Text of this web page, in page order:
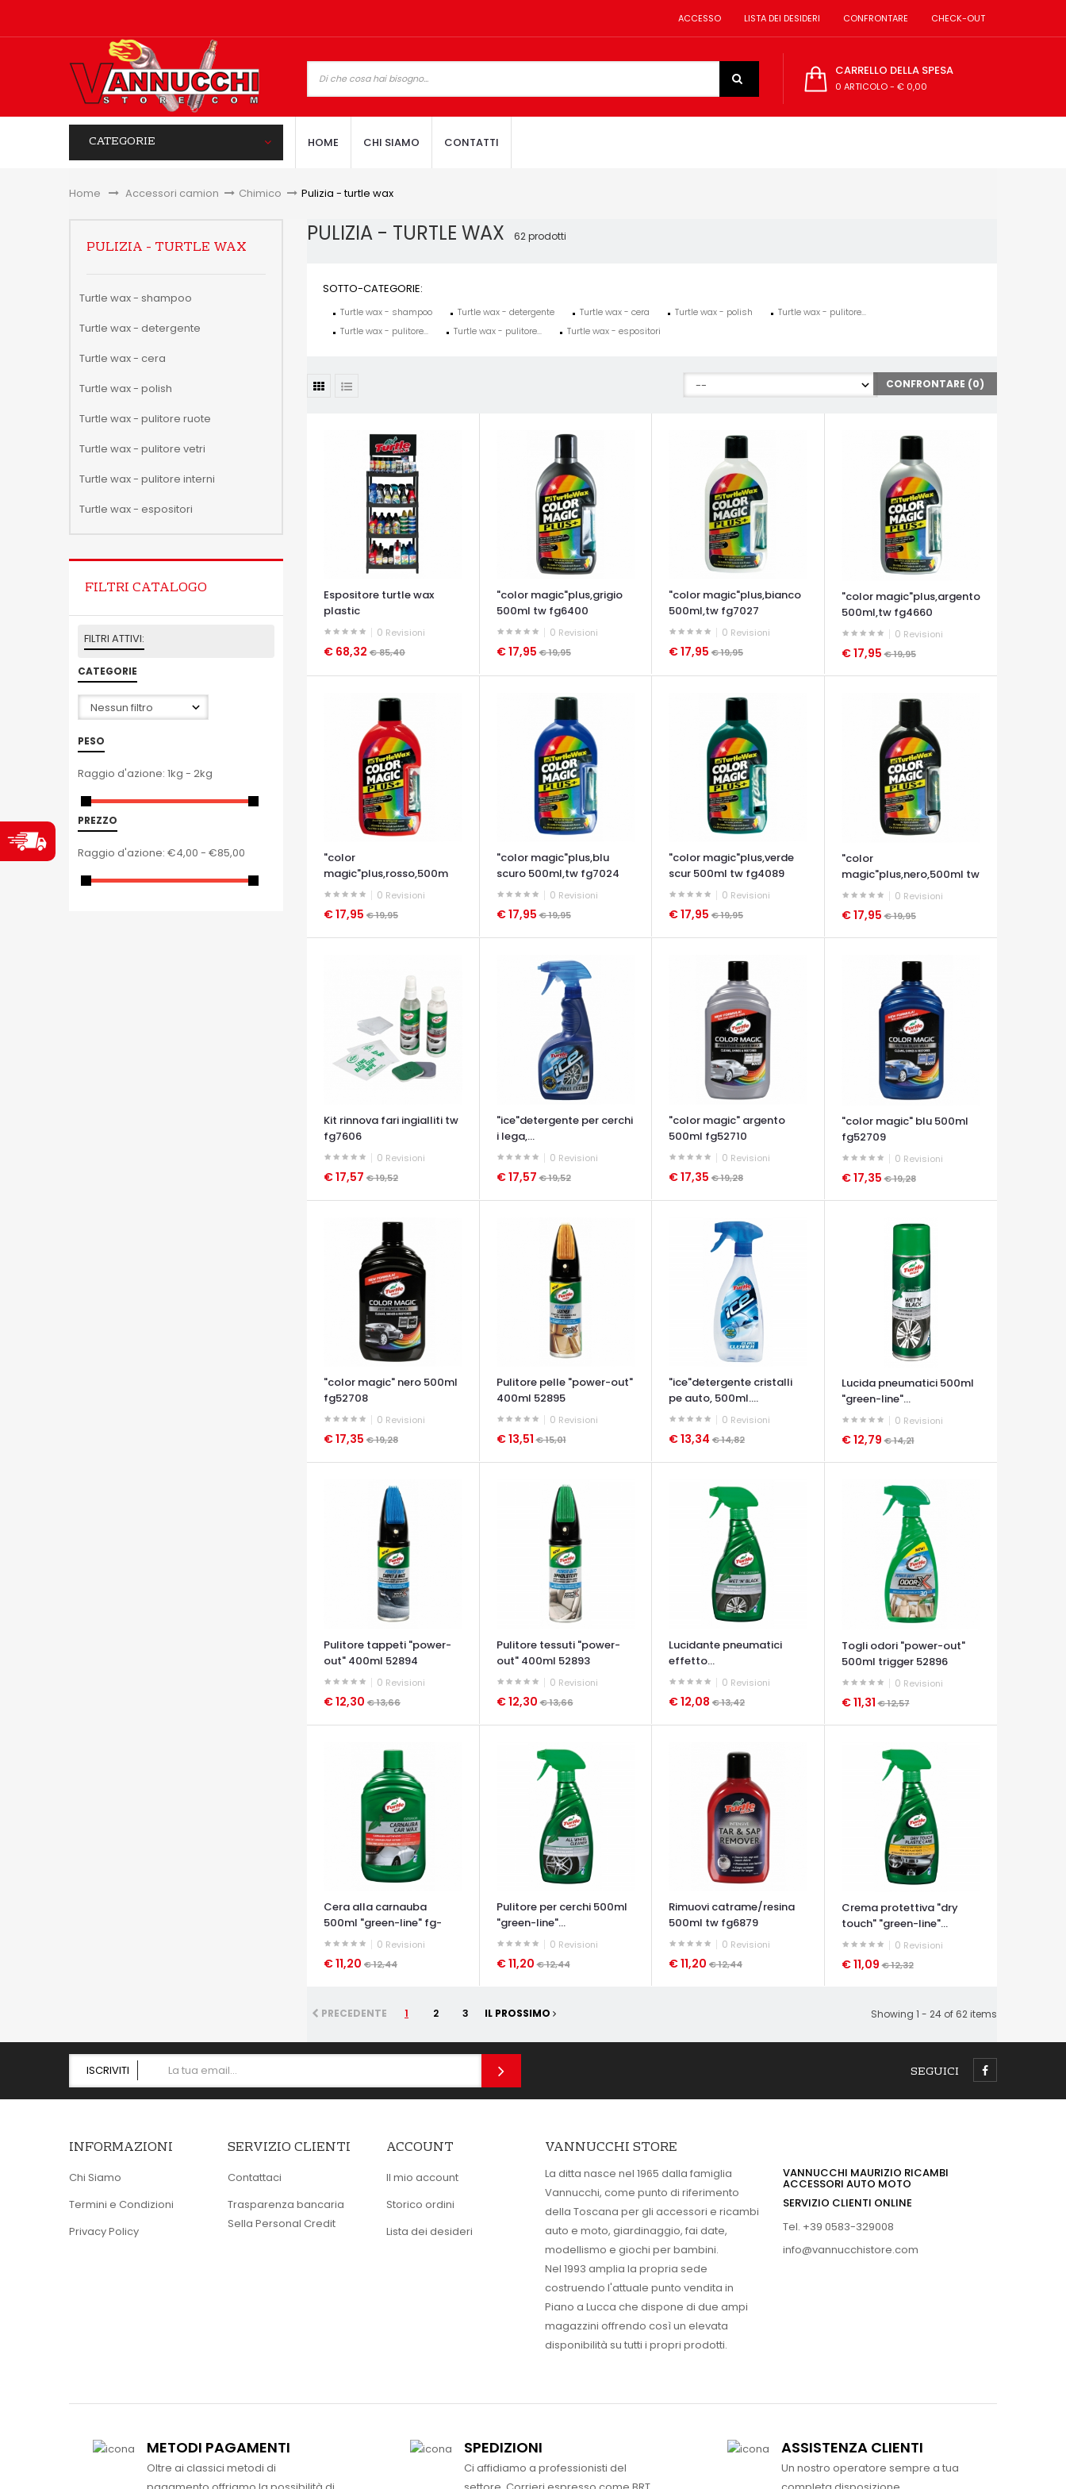
ACCESSO LISTA DEI DESIDERI CONFRONTARE CHECK-OUT
CARRELLO DELLA SPESA
0 ARTICOLO- € 0,00
CATEGORIE HOME CHI SIAMO CONTATTI
Home &gt;Accessori camion > Chimico > Pulizia - turtle wax
PULIZIA - TURTLE WAX
Turtle wax - shampoo
Turtle wax - detergente
Turtle wax - cera
Turtle wax - polish
Turtle wax - pulitore ruote
Turtle wax - pulitore vetri
Turtle wax - pulitore interni
Turtle wax - espositori
FILTRI CATALOGO
FILTRI ATTIVI:
CATEGORIE
PESO
Raggio d'azione: 1kg - 2kg
PREZZO
Raggio d'azione: €4,00 - €85,00
PULIZIA - TURTLE WAX 62 prodotti
SOTTO-CATEGORIE:
Turtle wax - shampoo Turtle wax - detergente Turtle wax - cera Turtle wax - polish
Turtle wax - pulitore...
Turtle wax - pulitore...
Turtle wax - pulitore... Turtle wax - espositori
CONFRONTARE (0)
Espositore turtle wax
plastic
0 Revisioni
€ 68,32 € 85,40
"color magic"plus,grigio
500ml tw fg6400
0 Revisioni
€ 17,95€ 19,95
"color magic"plus,bianco
500ml,tw fg7027
0 Revisioni
€ 17,95 € 19,95
"color magic"plus,argento
500ml,tw fg4660
0 Revisioni
€ 17,95€ 19,95
OCCHIATA VELOCE
"color
magic"plus,rosso,500m
tw fg7022 0 Revisioni
€ 17,95 € 19,95
OCCHIATA VELOCE
"color magic"plus,blu
scuro 500ml,tw fg7024
0 Revisioni
€ 17,95€ 19,95
OCCHIATA VELOCE
"color magic"plus,verde
scur 500ml tw fg4089
0 Revisioni
€ 17,95 € 19,95
OCCHIATA VELOCE
"color
magic"plus,nero,500ml tw
fg7026
0 Revisioni
€ 17,95€ 19,95
OCCHIATA VELOCE
Kit rinnova fari ingialliti tw
fg7606
0 Revisioni
€ 17,57 € 19,52
OCCHIATA VELOCE
"ice"detergente per cerchi
i lega,...
0 Revisioni
€ 17,57€ 19,52
OCCHIATA VELOCE
"color magic" argento
500ml fg52710
0 Revisioni
€ 17,35 € 19,28
OCCHIATA VELOCE
"color magic" blu 500ml
fg52709
0 Revisioni
€ 17,35€ 19,28
OCCHIATA VELOCE
"color magic" nero 500ml
fg52708
0 Revisioni
€ 17,35 € 19,28
OCCHIATA VELOCE
Pulitore pelle "power-out"
400ml 52895
0 Revisioni
€ 13,51€ 15,01
OCCHIATA VELOCE
"ice"detergente cristalli
pe auto, 500ml....
0 Revisioni
€ 13,34 € 14,82
OCCHIATA VELOCE
Lucida pneumatici 500ml
"green-line"...
0 Revisioni
€ 12,79€ 14,21
OCCHIATA VELOCE
Pulitore tappeti "power-
out" 400ml 52894
0 Revisioni
€ 12,30 € 13,66
OCCHIATA VELOCE
Pulitore tessuti "power-
out" 400ml 52893
0 Revisioni
€ 12,30€ 13,66
OCCHIATA VELOCE
Lucidante pneumatici
effetto...
0 Revisioni
€ 12,08 € 13,42
OCCHIATA VELOCE
Togli odori "power-out"
500ml trigger 52896
0 Revisioni
€ 11,31€ 12,57
OCCHIATA VELOCE
Cera alla carnauba
500ml "green-line" fg-
7758
0 Revisioni
€ 11,20 € 12,44
Pulitore per cerchi 500ml
"green-line"...
0 Revisioni
€ 11,20€ 12,44
Rimuovi catrame/resina
500ml tw fg6879
0 Revisioni
€ 11,20 € 12,44
Crema protettiva "dry
touch" "green-line"...
0 Revisioni
€ 11,09€ 12,32
PRECEDENTE 1 2 3 IL PROSSIMO Showing 1 - 24 of 62 items
ISCRIVITI SEGUICI
INFORMAZIONI
Chi Siamo
Termini e Condizioni
Privacy Policy
SERVIZIO CLIENTI
Contattaci
Trasparenza bancaria
Sella Personal Credit
ACCOUNT
Il mio account
Storico ordini
Lista dei desideri
VANNUCCHI STORE
La ditta nasce nel 1965 dalla famiglia
Vannucchi, come punto di riferimento
della Toscana per gli accessori e ricambi
auto e moto, giardinaggio, fai date,
modellismo e giochi per bambini.
Nel 1993 amplia la propria sede
costruendo l'attuale punto vendita in
Piano a Lucca che dispone di due ampi
magazzini offrendo così un elevata
disponibilità su tutti i propri prodotti.
VANNUCCHI MAURIZIO RICAMBI
ACCESSORI AUTO MOTO
SERVIZIO CLIENTI ONLINE
Tel. +39 0583-329008
info@vannucchistore.com
METODI PAGAMENTI
Oltre ai classici metodi di
SPEDIZIONI
Ci affidiamo a professionisti del
ASSISTENZA CLIENTI
Un nostro operatore sempre a tua